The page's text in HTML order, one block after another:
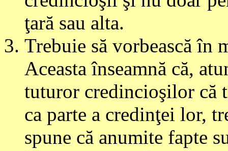
ţară sau alta.
Trebuie să vorbească în
Aceasta înseamnă că,
tuturor credincioşilor că
ca parte a credinţei lor,
spune că anumite fapte